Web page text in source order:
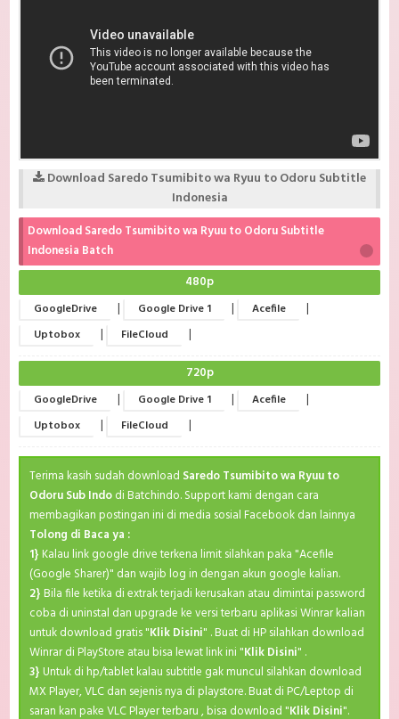
Download Saredo Tsumibito wa Ryuu to Odoru Subtitle
Indonesia
Download Saredo Tsumibito wa Ryuu to Odoru Subtitle
Indonesia Batch
480p
GoogleDrive | Google Drive 1 | Acefile |
Uptobox | FileCloud |
720p
GoogleDrive | Google Drive 1 | Acefile |
Uptobox | FileCloud |
Terima kasih sudah download Saredo Tsumibito wa Ryuu to
Odoru Sub Indodi Batchindo. Support kami dengan cara
membagikan postingan ini di media sosial Facebook dan lainnya
Tolong di Baca ya :
1} Kalau link google drive terkena limit silahkan paka "Acefile
(Google Sharer)" dan wajib log in dengan akun google kalian.
2} Bila file ketika di extrak terjadi kerusakan atau dimintai password
coba di uninstal dan upgrade ke versi terbaru aplikasi Winrar kalian
untuk download gratis "Klik Disini" . Buat di HP silahkan download
Winrar di PlayStore atau bisa lewat link ini "Klik Disini" .
3} Untuk di hp/tablet kalau subtitle gak muncul silahkan download
MX Player, VLC dan sejenis nya di playstore. Buat di PC/Leptop di
saran kan pake VLC Player terbaru , bisa download "Klik Disini".